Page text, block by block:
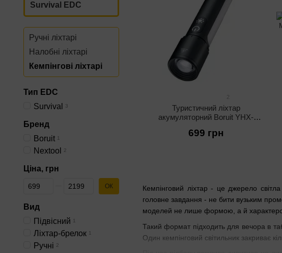
Кемпінговий ліхтар - це джерело
головне завдання - не бити вузьким
моделей не лише формою, а й
Такий формат підходить для вечора в
Один кемпінговий світильник закриває
Туристичний ліхтар
акумуляторний Boruit YHX-
C, 6500K, 3500 мАг)
699 грн
Survival EDC
Ручні ліхтарі
Налобні ліхтарі
Кемпінгові ліхтарі
Тип EDС
Survival
3
Бренд
Boruit 1
Nextool 2
Ціна, грн
Від Ціна, грн
До Ціна, грн ОК
Вид
Підвісний
1
Ліхтар-брелок 1
Ручні 2